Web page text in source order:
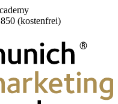
(kostenfrei)